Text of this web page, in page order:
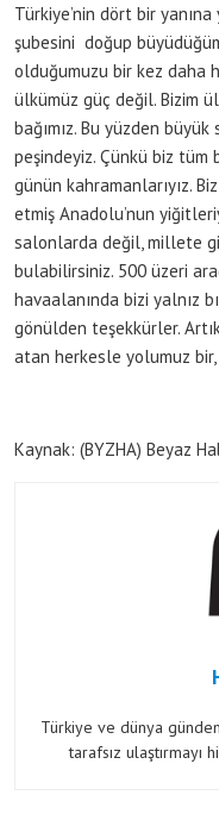
Türkiye’nin dört bir
şubesini doğup
olduğumuzu bir kez daha
ülkümüz güç değil. Bizim
bağımız. Bu yüzden
peşindeyiz. Çünkü biz tüm
günün kahramanlarıyız.
etmiş Anadolu’nun
salonlarda değil, millete
bulabilirsiniz. 500 üzeri
havaalanında bizi yalnız
gönülden teşekkürler.
atan herkesle yolumuz bir,
Kaynak: (BYZHA) Beyaz
Türkiye ve dünya
tarafsız